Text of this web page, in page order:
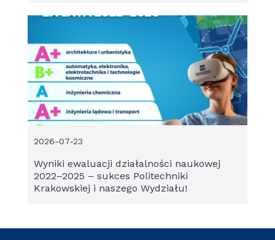
Wyniki ewaluacji działalności naukowej
2022–2025 – sukces Politechniki
Krakowskiej i naszego Wydziału!
2026-07-23